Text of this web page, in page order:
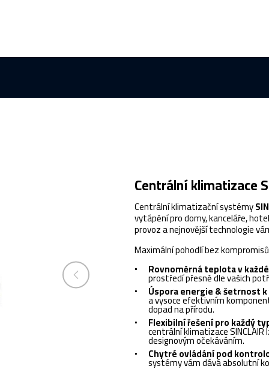
Centrální klimatizace
Centrální klimatizační systémy
vytápění pro domy, kanceláře,
provoz a nejnovější technologie
Maximální pohodlí bez kompromisů
Rovnoměrná teplota v
prostředí přesně dle vašich
Úspora energie & šetrnost
a vysoce efektivním
dopad na přírodu.
Flexibilní řešení pro každý
centrální klimatizace
designovým očekáváním.
Chytré ovládání pod
systémy vám dává absolutní